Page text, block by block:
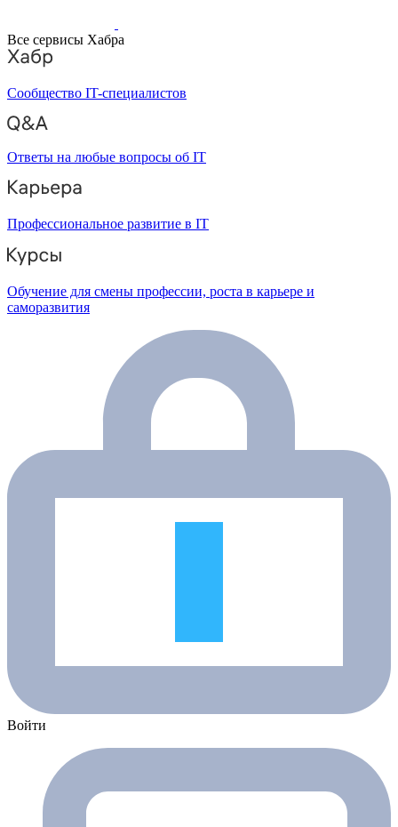
Все сервисы Хабра
Сообщество IT-специалистов
Ответы на любые вопросы об IT
Профессиональное развитие в IT
Обучение для смены профессии, роста в карьере и
саморазвития
Войти